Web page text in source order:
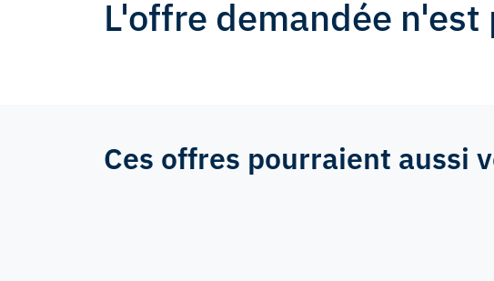
L'offre demandée
Ces offres pourraient aussi